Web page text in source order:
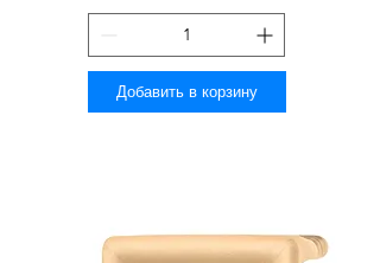
Добавить в корзину